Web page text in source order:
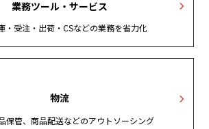
業務ツール・サービス
・受注・出荷・CSなどの業務を省力化
物流
保管、商品配送などのアウトソーシング